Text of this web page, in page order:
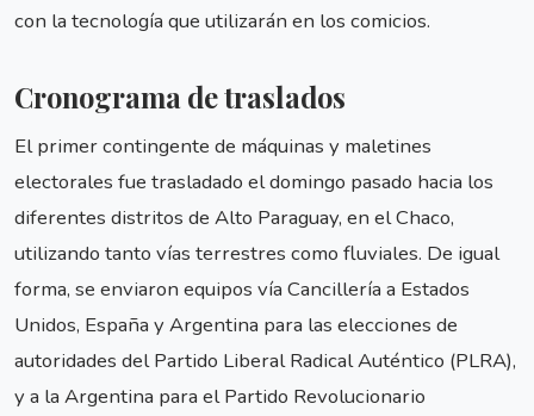
con la tecnología que utilizarán en los comicios.
Cronograma de traslados
El primer contingente de máquinas y maletines
electorales fue trasladado el domingo pasado hacia los
diferentes distritos de Alto Paraguay, en el Chaco,
utilizando tanto vías terrestres como fluviales. De igual
forma, se enviaron equipos vía Cancillería a Estados
Unidos, España y Argentina para las elecciones de
autoridades del Partido Liberal Radical Auténtico (PLRA),
y a la Argentina para el Partido Revolucionario